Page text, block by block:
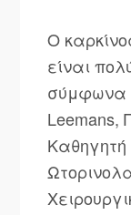
Ο
είναι
σύμφωνα
Leemans,
Καθηγητή